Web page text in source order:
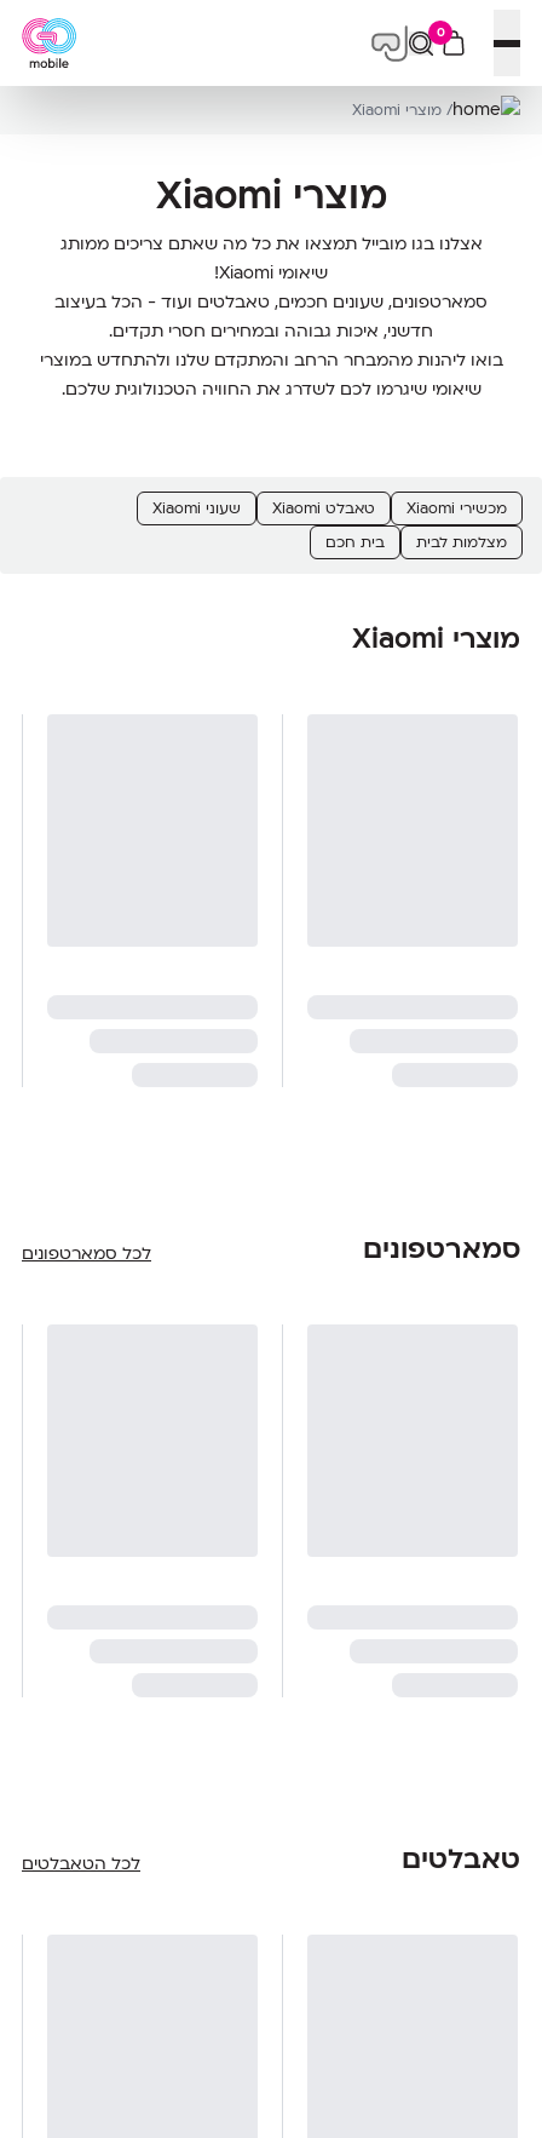
פתח תפריט
0
/ מוצרי Xiaomi
מוצרי Xiaomi
אצלנו בגו מובייל תמצאו את כל מה שאתם צריכים ממותג
שיאומי Xiaomi!
סמארטפונים, שעונים חכמים, טאבלטים ועוד - הכל בעיצוב
חדשני, איכות גבוהה ובמחירים חסרי תקדים.
בואו ליהנות מהמבחר הרחב והמתקדם שלנו ולהתחדש במוצרי
שיאומי שיגרמו לכם לשדרג את החוויה הטכנולוגית שלכם.
מכשירי Xiaomi טאבלט Xiaomi
שעוני Xiaomi
מצלמות לבית
בית חכם
מוצרי Xiaomi
סמארטפונים לכל סמארטפונים
טאבלטים לכל הטאבלטים